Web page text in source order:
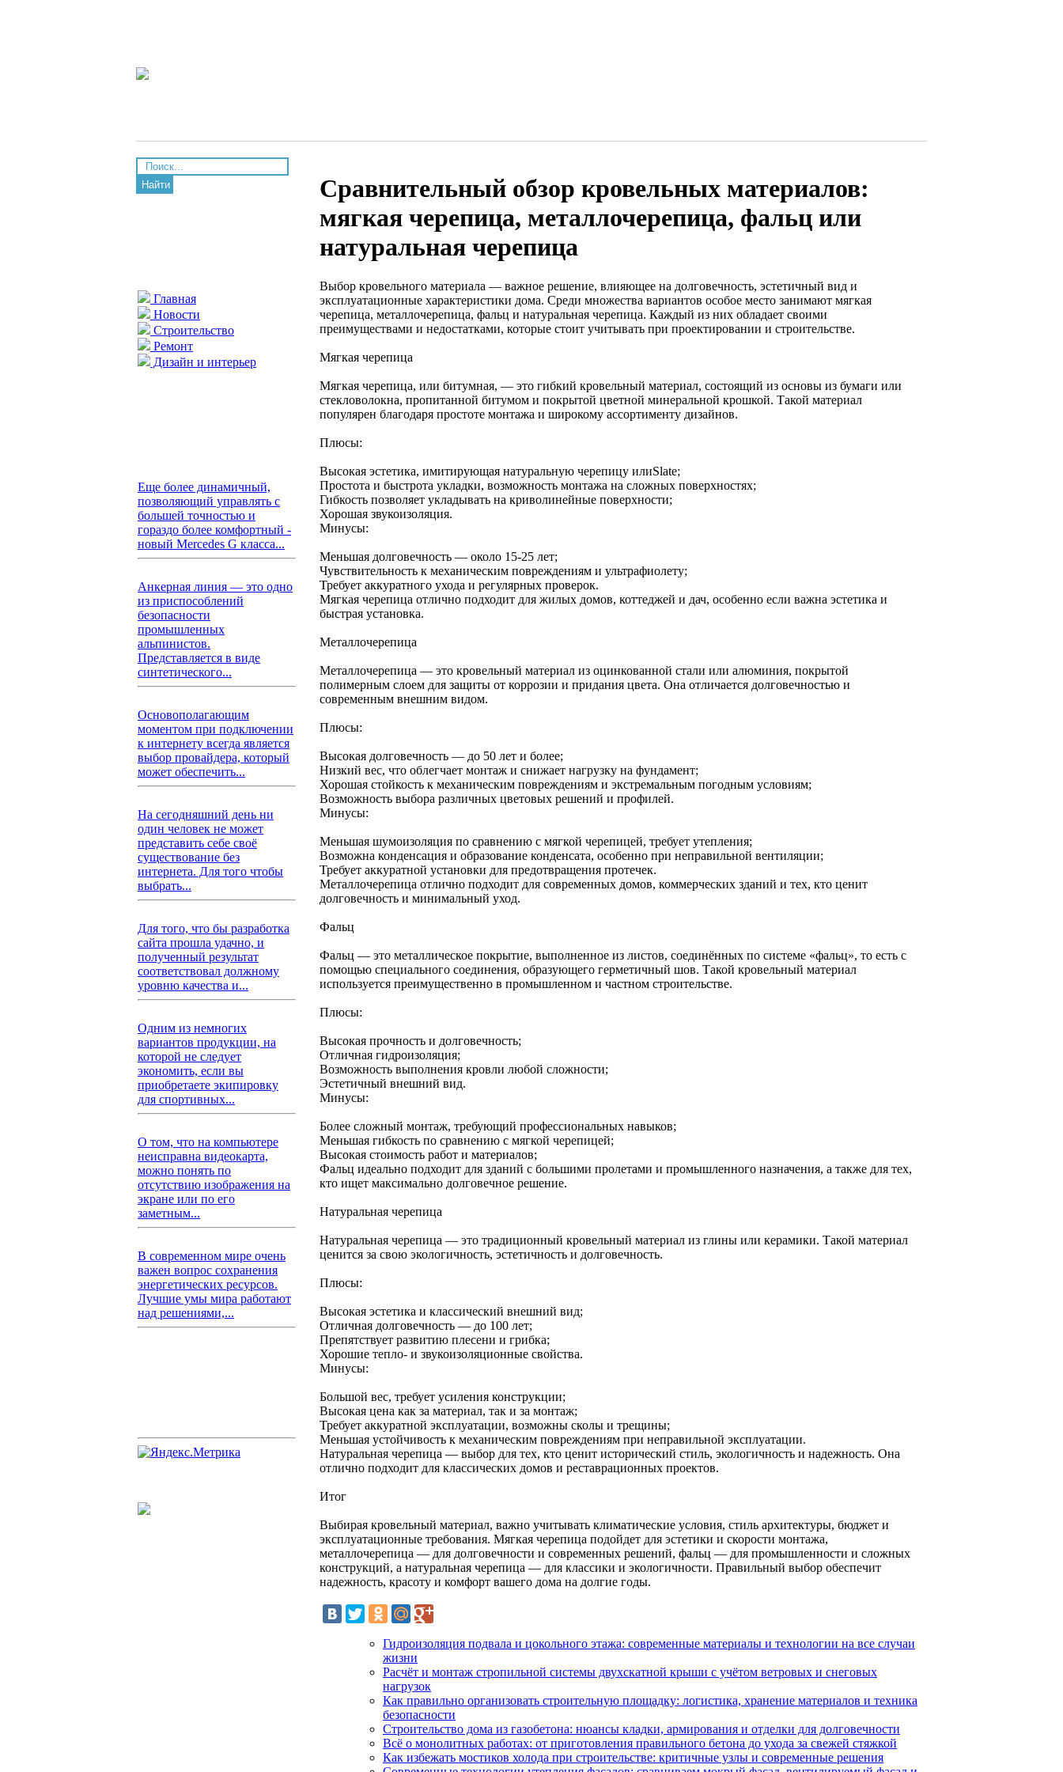
Найти
Главная
Новости
Строительство
Ремонт
Дизайн и интерьер
Еще более динамичный,
позволяющий управлять с
большей точностью и
гораздо более комфортный -
новый Mercedes G класса...
Анкерная линия — это одно
из приспособлений
безопасности
промышленных
альпинистов.
Представляется в виде
синтетического...
Основополагающим
моментом при подключении
к интернету всегда является
выбор провайдера, который
может обеспечить...
На сегодняшний день ни
один человек не может
представить себе своё
существование без
интернета. Для того чтобы
выбрать...
Для того, что бы разработка
сайта прошла удачно, и
полученный результат
соответствовал должному
уровню качества и...
Одним из немногих
вариантов продукции, на
которой не следует
экономить, если вы
приобретаете экипировку
для спортивных...
О том, что на компьютере
неисправна видеокарта,
можно понять по
отсутствию изображения на
экране или по его
заметным...
В современном мире очень
важен вопрос сохранения
энергетических ресурсов.
Лучшие умы мира работают
над решениями,...
Сравнительный обзор кровельных материалов:
мягкая черепица, металлочерепица, фальц или
натуральная черепица
Выбор кровельного материала — важное решение, влияющее на долговечность, эстетичный вид и
эксплуатационные характеристики дома. Среди множества вариантов особое место занимают мягкая
черепица, металлочерепица, фальц и натуральная черепица. Каждый из них обладает своими
преимуществами и недостатками, которые стоит учитывать при проектировании и строительстве.
Мягкая черепица
Мягкая черепица, или битумная, — это гибкий кровельный материал, состоящий из основы из бумаги или
стекловолокна, пропитанной битумом и покрытой цветной минеральной крошкой. Такой материал
популярен благодаря простоте монтажа и широкому ассортименту дизайнов.
Плюсы:
Высокая эстетика, имитирующая натуральную черепицу илиSlate;
Простота и быстрота укладки, возможность монтажа на сложных поверхностях;
Гибкость позволяет укладывать на криволинейные поверхности;
Хорошая звукоизоляция.
Минусы:
Меньшая долговечность — около 15-25 лет;
Чувствительность к механическим повреждениям и ультрафиолету;
Требует аккуратного ухода и регулярных проверок.
Мягкая черепица отлично подходит для жилых домов, коттеджей и дач, особенно если важна эстетика и
быстрая установка.
Металлочерепица
Металлочерепица — это кровельный материал из оцинкованной стали или алюминия, покрытой
полимерным слоем для защиты от коррозии и придания цвета. Она отличается долговечностью и
современным внешним видом.
Плюсы:
Высокая долговечность — до 50 лет и более;
Низкий вес, что облегчает монтаж и снижает нагрузку на фундамент;
Хорошая стойкость к механическим повреждениям и экстремальным погодным условиям;
Возможность выбора различных цветовых решений и профилей.
Минусы:
Меньшая шумоизоляция по сравнению с мягкой черепицей, требует утепления;
Возможна конденсация и образование конденсата, особенно при неправильной вентиляции;
Требует аккуратной установки для предотвращения протечек.
Металлочерепица отлично подходит для современных домов, коммерческих зданий и тех, кто ценит
долговечность и минимальный уход.
Фальц
Фальц — это металлическое покрытие, выполненное из листов, соединённых по системе «фальц», то есть с
помощью специального соединения, образующего герметичный шов. Такой кровельный материал
используется преимущественно в промышленном и частном строительстве.
Плюсы:
Высокая прочность и долговечность;
Отличная гидроизоляция;
Возможность выполнения кровли любой сложности;
Эстетичный внешний вид.
Минусы:
Более сложный монтаж, требующий профессиональных навыков;
Меньшая гибкость по сравнению с мягкой черепицей;
Высокая стоимость работ и материалов;
Фальц идеально подходит для зданий с большими пролетами и промышленного назначения, а также для тех,
кто ищет максимально долговечное решение.
Натуральная черепица
Натуральная черепица — это традиционный кровельный материал из глины или керамики. Такой материал
ценится за свою экологичность, эстетичность и долговечность.
Плюсы:
Высокая эстетика и классический внешний вид;
Отличная долговечность — до 100 лет;
Препятствует развитию плесени и грибка;
Хорошие тепло- и звукоизоляционные свойства.
Минусы:
Большой вес, требует усиления конструкции;
Высокая цена как за материал, так и за монтаж;
Требует аккуратной эксплуатации, возможны сколы и трещины;
Меньшая устойчивость к механическим повреждениям при неправильной эксплуатации.
Натуральная черепица — выбор для тех, кто ценит исторический стиль, экологичность и надежность. Она
отлично подходит для классических домов и реставрационных проектов.
Итог
Выбирая кровельный материал, важно учитывать климатические условия, стиль архитектуры, бюджет и
эксплуатационные требования. Мягкая черепица подойдет для эстетики и скорости монтажа,
металлочерепица — для долговечности и современных решений, фальц — для промышленности и сложных
конструкций, а натуральная черепица — для классики и экологичности. Правильный выбор обеспечит
надежность, красоту и комфорт вашего дома на долгие годы.
Гидроизоляция подвала и цокольного этажа: современные материалы и технологии на все случаи
жизни
Расчёт и монтаж стропильной системы двухскатной крыши с учётом ветровых и снеговых
нагрузок
Как правильно организовать строительную площадку: логистика, хранение материалов и техника
безопасности
Строительство дома из газобетона: нюансы кладки, армирования и отделки для долговечности
Всё о монолитных работах: от приготовления правильного бетона до ухода за свежей стяжкой
Как избежать мостиков холода при строительстве: критичные узлы и современные решения